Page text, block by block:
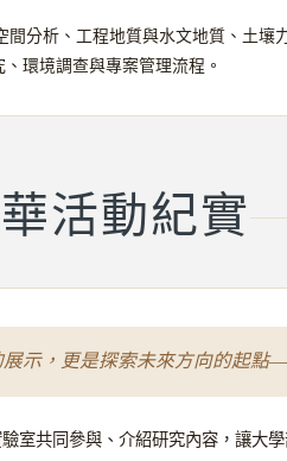
間分析、工程地質與水文地質、土壤
環境調查與專案管理流程。
活動紀實
展示，更是探索未來方向的起點
室共同參與、介紹研究內容，讓大